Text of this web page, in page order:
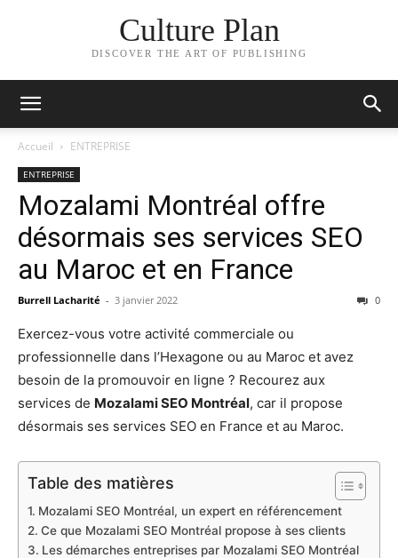
Culture Plan
DISCOVER THE ART OF PUBLISHING
Accueil ENTREPRISE
ENTREPRISE
Mozalami Montréal offre
désormais ses services SEO
au Maroc et en France
Burrell Lacharité - 3 janvier 2022 0
Exercez-vous votre activité commerciale ou
professionnelle dans l’Hexagone ou au Maroc et avez
besoin de la promouvoir en ligne ? Recourez aux
services de Mozalami SEO Montréal, car il propose
désormais ses services SEO en France et au Maroc.
Table des matières
Mozalami SEO Montréal, un expert en référencement
Ce que Mozalami SEO Montréal propose à ses clients
Les démarches entreprises par Mozalami SEO Montréal